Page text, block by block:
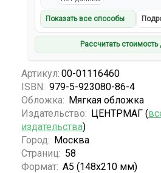
Показать все способы
Рассчитать стоимость
Артикул: 00-01116460
ISBN: 979-5-923080-86-4
Обложка: Мягкая обложка
Издательство: ЦЕНТРМАГ (
издательства)
Город: Москва
Страниц: 58
Формат: А5 (148х210 мм)